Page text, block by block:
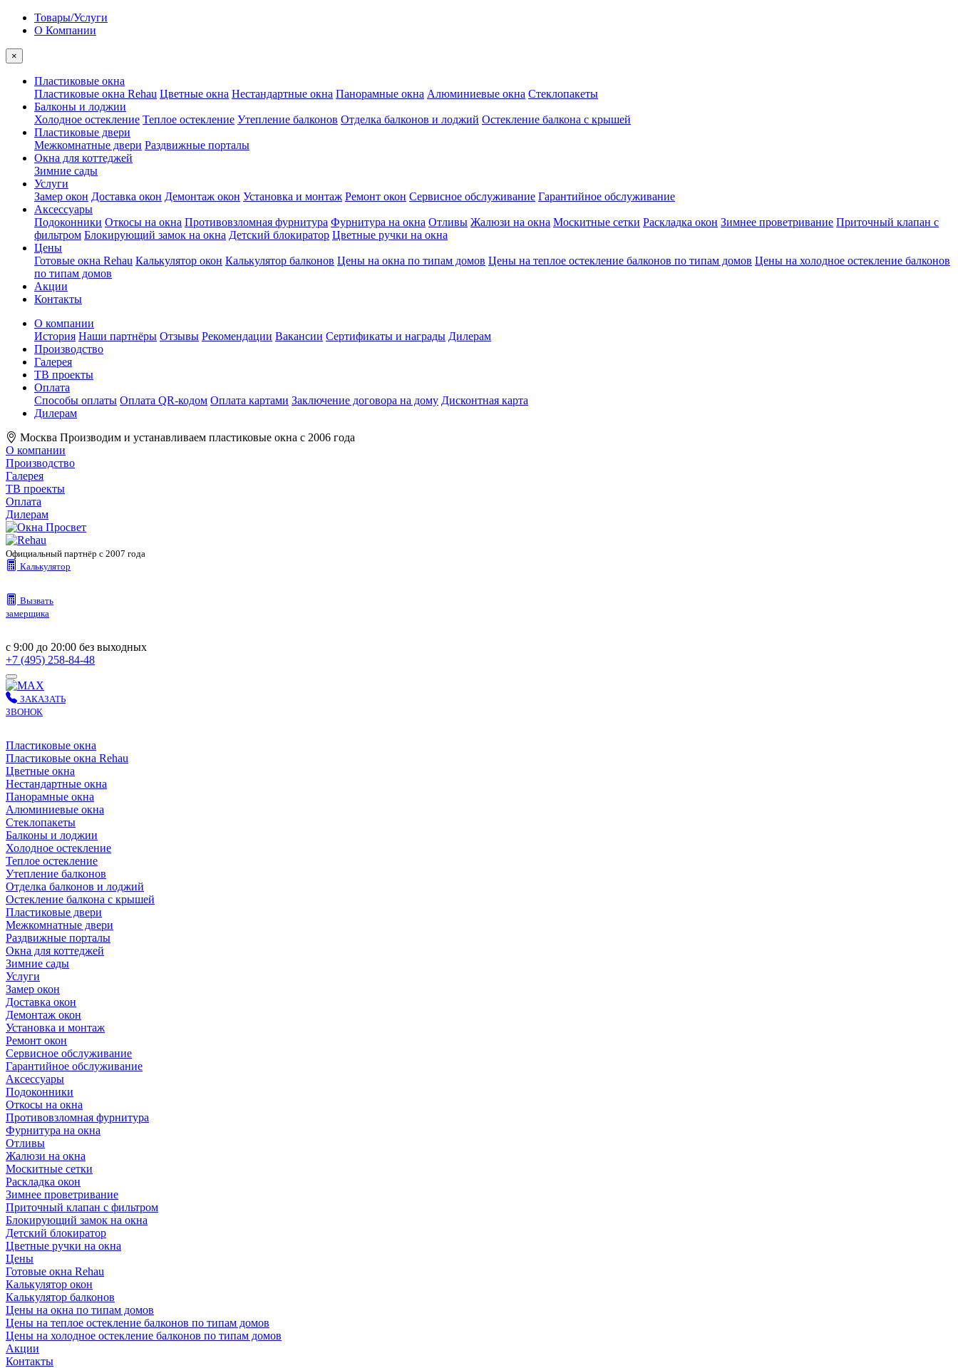
Товары/Услуги
О Компании
×
Пластиковые окна
Пластиковые окна Rehau Цветные окна Нестандартные окна Панорамные окна Алюминиевые окна Стеклопакеты
Балконы и лоджии
Холодное остекление Теплое остекление Утепление балконов Отделка балконов и лоджий Остекление балкона с крышей
Пластиковые двери
Межкомнатные двери Раздвижные порталы
Окна для коттеджей
Зимние сады
Услуги
Замер окон Доставка окон Демонтаж окон Установка и монтаж Ремонт окон Сервисное обслуживание Гарантийное обслуживание
Аксессуары
Подоконники Откосы на окна Противовзломная фурнитура Фурнитура на окна Отливы Жалюзи на окна Москитные сетки Раскладка окон Зимнее проветривание Приточный клапан с
фильтром Блокирующий замок на окна Детский блокиратор Цветные ручки на окна
Цены
Готовые окна Rehau Калькулятор окон Калькулятор балконов Цены на окна по типам домов Цены на теплое остекление балконов по типам домов Цены на холодное остекление балконов
по типам домов
Акции
Контакты
О компании
История Наши партнёры Отзывы Рекомендации Вакансии Сертификаты и награды Дилерам
Производство
Галерея
ТВ проекты
Оплата
Способы оплаты Оплата QR-кодом Оплата картами Заключение договора на дому Дисконтная карта
Дилерам
Москва Производим и устанавливаем пластиковые окна с 2006 года
О компании
Производство
Галерея
ТВ проекты
Оплата
Дилерам
Официальный партнёр с 2007 года
Калькулятор
Вызвать
замерщика
с 9:00 до 20:00 без выходных
+7 (495) 258-84-48
ЗАКАЗАТЬ
ЗВОНОК
Пластиковые окна
Пластиковые окна Rehau
Цветные окна
Нестандартные окна
Панорамные окна
Алюминиевые окна
Стеклопакеты
Балконы и лоджии
Холодное остекление
Теплое остекление
Утепление балконов
Отделка балконов и лоджий
Остекление балкона с крышей
Пластиковые двери
Межкомнатные двери
Раздвижные порталы
Окна для коттеджей
Зимние сады
Услуги
Замер окон
Доставка окон
Демонтаж окон
Установка и монтаж
Ремонт окон
Сервисное обслуживание
Гарантийное обслуживание
Аксессуары
Подоконники
Откосы на окна
Противовзломная фурнитура
Фурнитура на окна
Отливы
Жалюзи на окна
Москитные сетки
Раскладка окон
Зимнее проветривание
Приточный клапан с фильтром
Блокирующий замок на окна
Детский блокиратор
Цветные ручки на окна
Цены
Готовые окна Rehau
Калькулятор окон
Калькулятор балконов
Цены на окна по типам домов
Цены на теплое остекление балконов по типам домов
Цены на холодное остекление балконов по типам домов
Акции
Контакты